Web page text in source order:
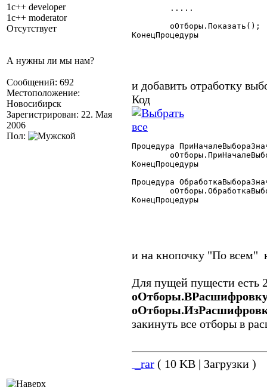
1c++ developer
1c++ moderator
Отсутствует
А нужны ли мы нам?
Сообщений: 692
Местоположение:
Новосибирск
Зарегистрирован: 22. Мая
2006
Пол:
КонецПроцедуры
и добавить отработку
Код
Процедура
КонецПроцедуры
Процедура
КонецПроцедуры
и на кнопочку "По всем"
Для пущей пущести есть
закинуть все отборы в
_rar ( 10 KB | Загрузки )